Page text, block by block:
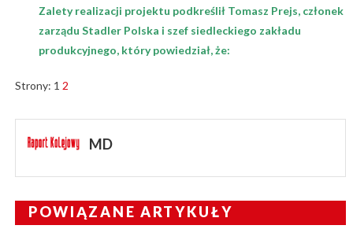
Zalety realizacji projektu podkreślił Tomasz Prejs, członek
zarządu Stadler Polska i szef siedleckiego zakładu
produkcyjnego, który powiedział, że:
Strony: 1 2
MD
POWIĄZANE ARTYKUŁY